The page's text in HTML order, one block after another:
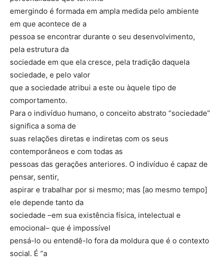
emergindo é formada em ampla medida pelo ambiente
em que acontece de a
pessoa se encontrar durante o seu desenvolvimento,
pela estrutura da
sociedade em que ela cresce, pela tradição daquela
sociedade, e pelo valor
que a sociedade atribui a este ou àquele tipo de
comportamento.
Para o indivíduo humano, o conceito abstrato “sociedade”
significa a soma de
suas relações diretas e indiretas com os seus
contemporâneos e com todas as
pessoas das gerações anteriores. O indivíduo é capaz de
pensar, sentir,
aspirar e trabalhar por si mesmo; mas [ao mesmo tempo]
ele depende tanto da
sociedade –em sua existência física, intelectual e
emocional– que é impossível
pensá-lo ou entendê-lo fora da moldura que é o contexto
social. É “a